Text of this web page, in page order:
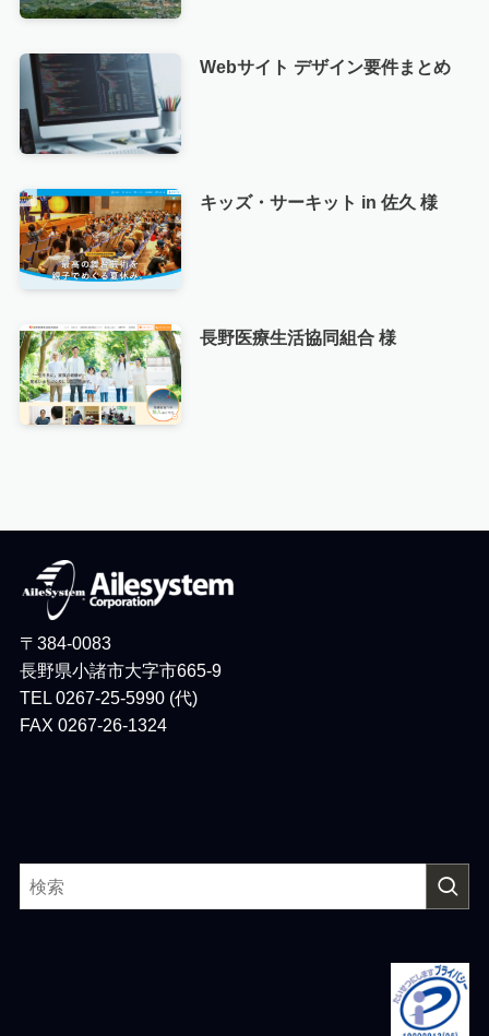
Webサイト デザイン要件まとめ
キッズ・サーキット in 佐久 様
長野医療生活協同組合 様
〒384-0083
長野県小諸市大字市665-9
TEL 0267-25-5990 (代)
FAX 0267-26-1324